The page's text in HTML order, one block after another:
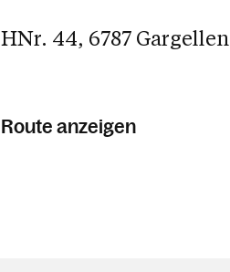
HNr. 44, 6787 Gargellen
Route anzeigen